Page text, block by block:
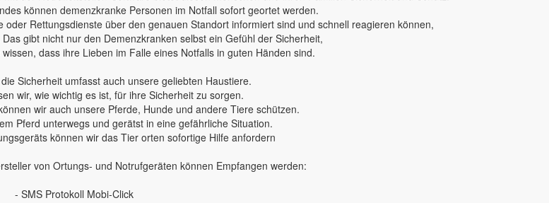
können demenzkranke Personen im Notfall sofort geortet werden.
Rettungsdienste über den genauen Standort informiert sind und schnell reagieren können,
gibt nicht nur den Demenzkranken selbst ein Gefühl der Sicherheit,
dass ihre Lieben im Falle eines Notfalls in guten Händen sind.
Sicherheit umfasst auch unsere geliebten Haustiere.
wir, wie wichtig es ist, für ihre Sicherheit zu sorgen.
wir auch unsere Pferde, Hunde und andere Tiere schützen.
Pferd unterwegs und gerätst in eine gefährliche Situation.
können wir das Tier orten sofortige Hilfe anfordern
von Ortungs- und Notrufgeräten können Empfangen werden:
- SMS Protokoll Mobi-Click